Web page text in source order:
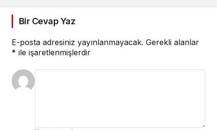
Bir Cevap Yaz
E-posta adresiniz yayınlanmayacak. Gerekli alanlar
* ile işaretlenmişlerdir